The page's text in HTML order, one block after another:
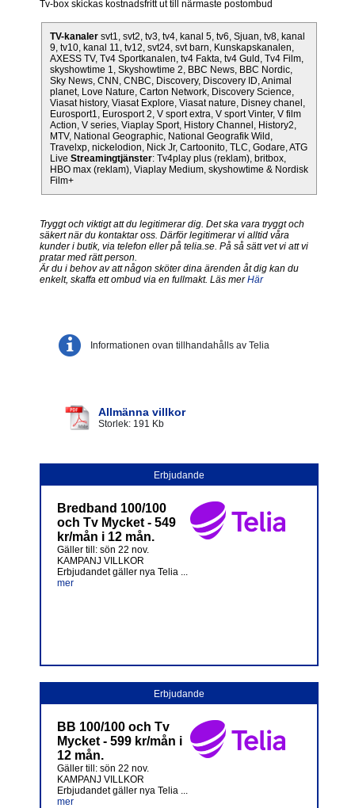
Tv-box skickas kostnadsfritt ut till närmaste postombud
TV-kanaler svt1, svt2, tv3, tv4, kanal 5, tv6, Sjuan, tv8, kanal
9, tv10, kanal 11, tv12, svt24, svt barn, Kunskapskanalen,
AXESS TV, Tv4 Sportkanalen, tv4 Fakta, tv4 Guld, Tv4 Film,
skyshowtime 1, Skyshowtime 2, BBC News, BBC Nordic,
Sky News, CNN, CNBC, Discovery, Discovery ID, Animal
planet, Love Nature, Carton Network, Discovery Science,
Viasat history, Viasat Explore, Viasat nature, Disney chanel,
Eurosport1, Eurosport 2, V sport extra, V sport Vinter, V film
Action, V series, Viaplay Sport, History Channel, History2,
MTV, National Geographic, National Geografik Wild,
Travelxp, nickelodion, Nick Jr, Cartoonito, TLC, Godare, ATG
Live Streamingtjänster: Tv4play plus (reklam), britbox,
HBO max (reklam), Viaplay Medium, skyshowtime & Nordisk
Film+
Tryggt och viktigt att du legitimerar dig. Det ska vara tryggt och
säkert när du kontaktar oss. Därför legitimerar vi alltid våra
kunder i butik, via telefon eller på telia.se. På så sätt vet vi att vi
pratar med rätt person.
Är du i behov av att någon sköter dina ärenden åt dig kan du
enkelt, skaffa ett ombud via en fullmakt. Läs merHär
Informationen ovan tillhandahålls av Telia
Allmänna villkor
Storlek: 191 Kb
Erbjudande
Bredband 100/100
och Tv Mycket - 549
kr/mån i 12 mån.
Gäller till: sön 22 nov.
KAMPANJ VILLKOR
Erbjudandet gäller nya Telia ...
mer
Erbjudande
BB 100/100 och Tv
Mycket - 599 kr/mån i
12 mån.
Gäller till: sön 22 nov.
KAMPANJ VILLKOR
Erbjudandet gäller nya Telia ...
mer